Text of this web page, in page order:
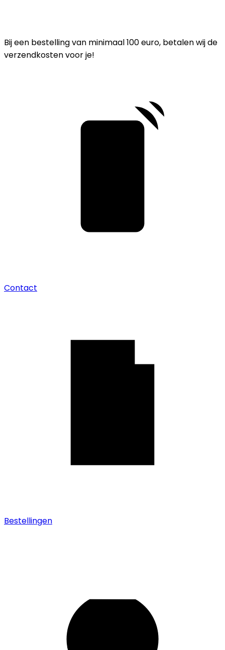
Bij een bestelling van minimaal 100 euro, betalen wij de
verzendkosten voor je!
Contact
Bestellingen